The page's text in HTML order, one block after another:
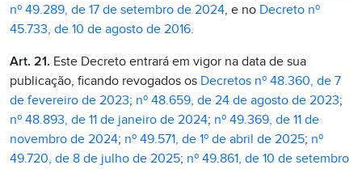
nº 49.289, de 17 de setembro de 2024, e no Decreto nº
45.733, de 10 de agosto de 2016.
Art. 21. Este Decreto entrará em vigor na data de sua
publicação, ficando revogados os Decretos nº 48.360, de 7
de fevereiro de 2023; nº 48.659, de 24 de agosto de 2023;
nº 48.893, de 11 de janeiro de 2024; nº 49.369, de 11 de
novembro de 2024; nº 49.571, de 1º de abril de 2025; nº
49.720, de 8 de julho de 2025; nº 49.861, de 10 de setembro